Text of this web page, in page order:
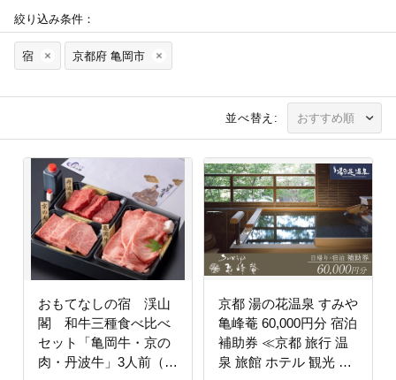
絞り込み条件：
宿 京都府 亀岡市
並べ替え:
おもてなしの宿 渓山
閣 和牛三種食べ比べ
セット「亀岡牛・京の
肉・丹波牛」3人前（日
京都 湯の花温泉 すみや
亀峰菴 60,000円分 宿泊
補助券 ≪京都 旅行 温
泉 旅館 ホテル 観光 ト